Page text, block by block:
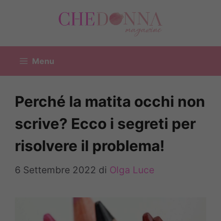
Menu
Perché la matita occhi non
scrive? Ecco i segreti per
risolvere il problema!
6 Settembre 2022 di Olga Luce